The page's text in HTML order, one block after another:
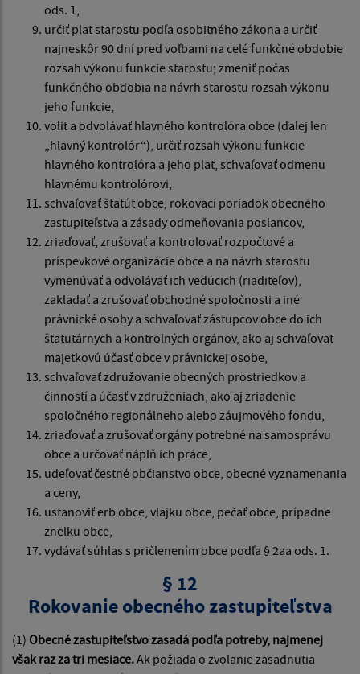
ods. 1,
určiť plat starostu podľa osobitného zákona a určiť
najneskôr 90 dní pred voľbami na celé funkčné obdobie
rozsah výkonu funkcie starostu; zmeniť počas
funkčného obdobia na návrh starostu rozsah výkonu
jeho funkcie,
voliť a odvolávať hlavného kontrolóra obce (ďalej len
„hlavný kontrolór“), určiť rozsah výkonu funkcie
hlavného kontrolóra a jeho plat, schvaľovať odmenu
hlavnému kontrolórovi,
schvaľovať štatút obce, rokovací poriadok obecného
zastupiteľstva a zásady odmeňovania poslancov,
zriaďovať, zrušovať a kontrolovať rozpočtové a
príspevkové organizácie obce a na návrh starostu
vymenúvať a odvolávať ich vedúcich (riaditeľov),
zakladať a zrušovať obchodné spoločnosti a iné
právnické osoby a schvaľovať zástupcov obce do ich
štatutárnych a kontrolných orgánov, ako aj schvaľovať
majetkovú účasť obce v právnickej osobe,
schvaľovať združovanie obecných prostriedkov a
činností a účasť v združeniach, ako aj zriadenie
spoločného regionálneho alebo záujmového fondu,
zriaďovať a zrušovať orgány potrebné na samosprávu
obce a určovať náplň ich práce,
udeľovať čestné občianstvo obce, obecné vyznamenania
a ceny,
ustanoviť erb obce, vlajku obce, pečať obce, prípadne
znelku obce,
vydávať súhlas s pričlenením obce podľa § 2aa ods. 1.
§ 12
Rokovanie obecného zastupiteľstva
(1) Obecné zastupiteľstvo zasadá podľa potreby, najmenej
však raz za tri mesiace.Ak požiada o zvolanie zasadnutia